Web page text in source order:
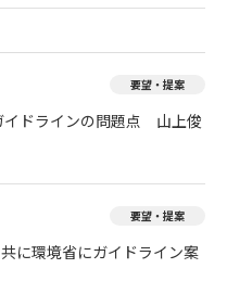
要望・提案
イドラインの問題点 山上俊
要望・提案
に環境省にガイドライン案